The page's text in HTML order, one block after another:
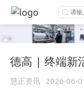
德高 | 终端新
慧正资讯 2026-06-